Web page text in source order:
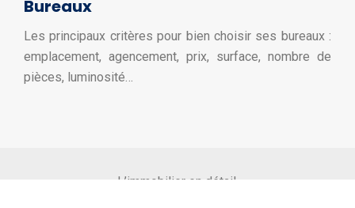
Bureaux
Les principaux critères pour bien choisir ses bureaux :
emplacement, agencement, prix, surface, nombre de
pièces, luminosité…
L’immobilier en détail.